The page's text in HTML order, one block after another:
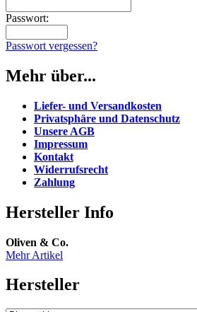
Passwort:
Passwort vergessen?
Mehr über...
Liefer- und Versandkosten
Privatsphäre und Datenschutz
Unsere AGB
Impressum
Kontakt
Widerrufsrecht
Zahlung
Hersteller Info
Oliven & Co.
Mehr Artikel
Hersteller